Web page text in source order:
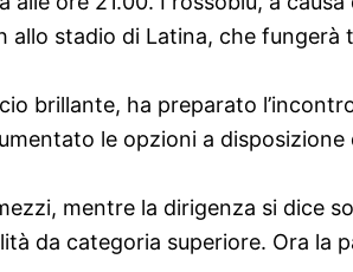
allo stadio di Latina, che fungerà
brillante, ha preparato
le opzioni a disposizione
mentre la dirigenza si dice
da categoria superiore. Ora la